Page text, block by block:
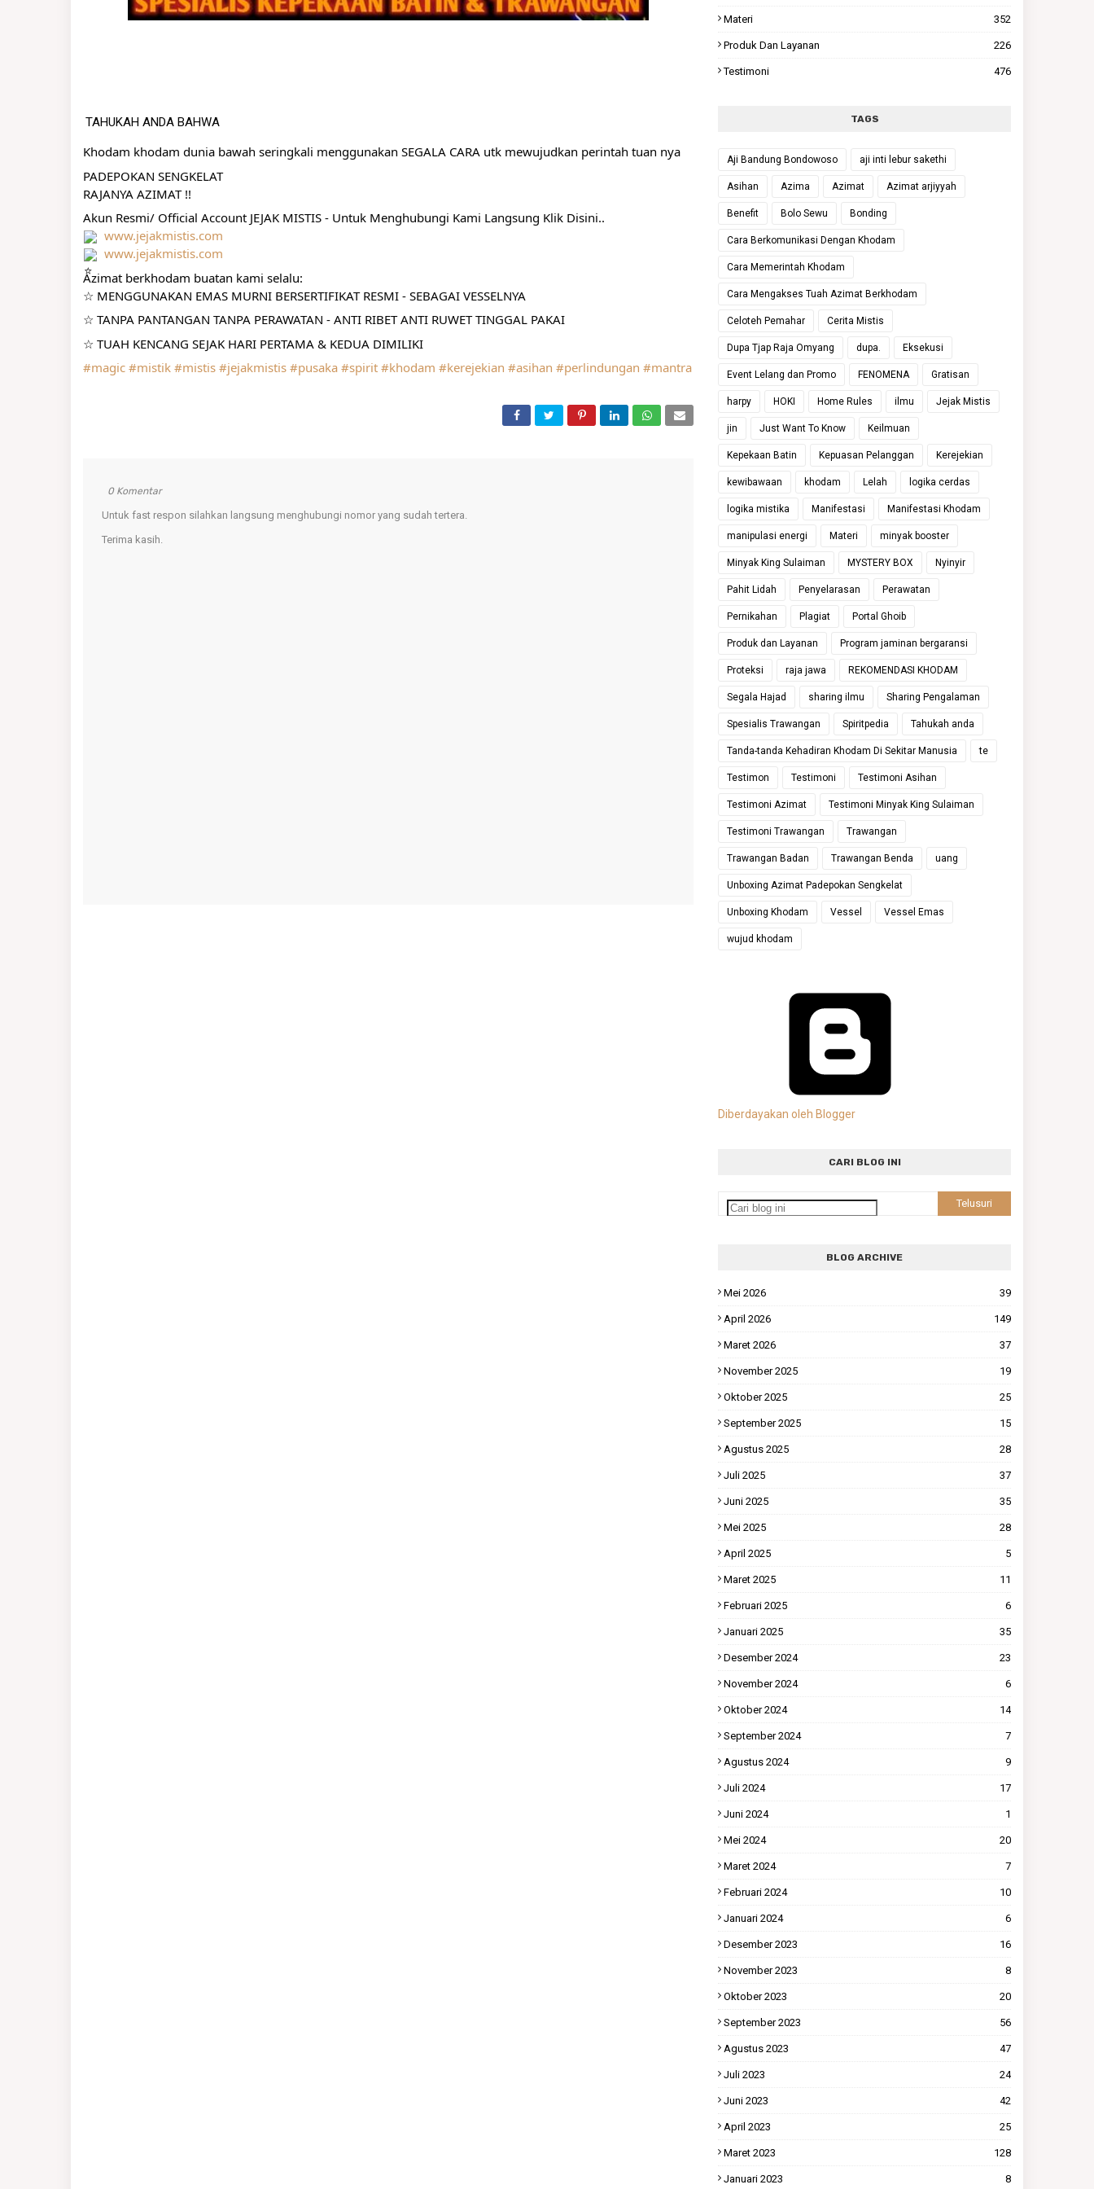
TAHUKAH ANDA BAHWA
Khodam khodam dunia bawah seringkali menggunakan SEGALA CARA utk mewujudkan perintah tuan nya
PADEPOKAN SENGKELAT
RAJANYA AZIMAT !!
Akun Resmi/ Official Account JEJAK MISTIS - Untuk Menghubungi Kami Langsung Klik Disini..
www.jejakmistis.com
www.jejakmistis.com
Azimat berkhodam buatan kami selalu:
☆ MENGGUNAKAN EMAS MURNI BERSERTIFIKAT RESMI - SEBAGAI VESSELNYA
☆ TANPA PANTANGAN TANPA PERAWATAN - ANTI RIBET ANTI RUWET TINGGAL PAKAI
☆ TUAH KENCANG SEJAK HARI PERTAMA & KEDUA DIMILIKI
#magic #mistik #mistis #jejakmistis #pusaka #spirit #khodam #kerejekian #asihan #perlindungan #mantra
0 Komentar
Untuk fast respon silahkan langsung menghubungi nomor yang sudah tertera.
Terima kasih.
Materi 352
Produk Dan Layanan 226
Testimoni 476
TAGS
Aji Bandung Bondowoso aji inti lebur sakethi
Asihan Azima Azimat Azimat arjiyyah
Benefit Bolo Sewu Bonding
Cara Berkomunikasi Dengan Khodam
Cara Memerintah Khodam
Cara Mengakses Tuah Azimat Berkhodam
Celoteh Pemahar Cerita Mistis
Dupa Tjap Raja Omyang dupa. Eksekusi
Event Lelang dan Promo FENOMENA Gratisan
harpy HOKI Home Rules ilmu Jejak Mistis
jin Just Want To Know Keilmuan
Kepekaan Batin Kepuasan Pelanggan Kerejekian
kewibawaan khodam Lelah logika cerdas
logika mistika Manifestasi Manifestasi Khodam
manipulasi energi Materi minyak booster
Minyak King Sulaiman MYSTERY BOX Nyinyir
Pahit Lidah Penyelarasan Perawatan
Pernikahan Plagiat Portal Ghoib
Produk dan Layanan Program jaminan bergaransi
Proteksi raja jawa REKOMENDASI KHODAM
Segala Hajad sharing ilmu Sharing Pengalaman
Spesialis Trawangan Spiritpedia Tahukah anda
Tanda-tanda Kehadiran Khodam Di Sekitar Manusia te
Testimon Testimoni Testimoni Asihan
Testimoni Azimat Testimoni Minyak King Sulaiman
Testimoni Trawangan Trawangan
Trawangan Badan Trawangan Benda uang
Unboxing Azimat Padepokan Sengkelat
Unboxing Khodam Vessel Vessel Emas
wujud khodam
Diberdayakan oleh Blogger
CARI BLOG INI
BLOG ARCHIVE
Mei 2026 39
April 2026 149
Maret 2026 37
November 2025 19
Oktober 2025 25
September 2025 15
Agustus 2025 28
Juli 2025 37
Juni 2025 35
Mei 2025 28
April 2025 5
Maret 2025 11
Februari 2025 6
Januari 2025 35
Desember 2024 23
November 2024 6
Oktober 2024 14
September 2024 7
Agustus 2024 9
Juli 2024 17
Juni 2024 1
Mei 2024 20
Maret 2024 7
Februari 2024 10
Januari 2024 6
Desember 2023 16
November 2023 8
Oktober 2023 20
September 2023 56
Agustus 2023 47
Juli 2023 24
Juni 2023 42
April 2023 25
Maret 2023 128
Januari 2023 8